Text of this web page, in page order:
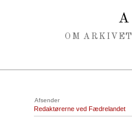
OM ARKIVET
Afsender
Redaktørerne ved Fædrelandet